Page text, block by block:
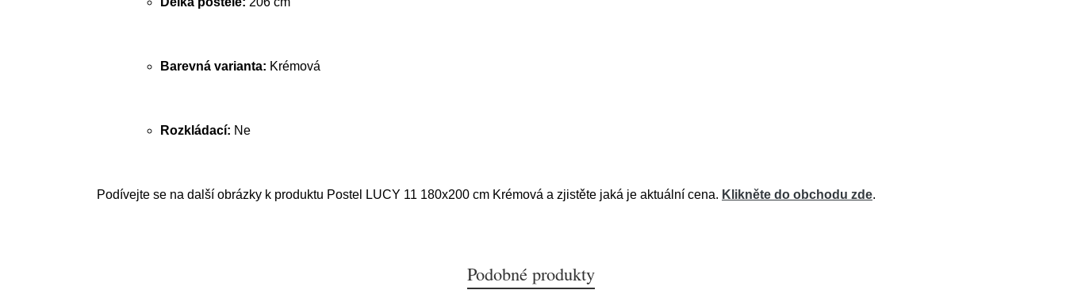
Barevná varianta: Krémová
Rozkládací: Ne
Podívejte se na další obrázky k produktu Postel LUCY 11 180x200 cm Krémová a zjistěte jaká je aktuální cena. Klikněte do obchodu zde.
Podobné produkty